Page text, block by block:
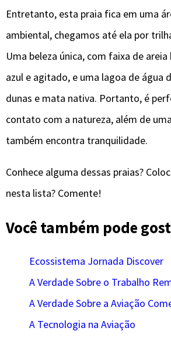
Entretanto, esta praia fica em uma
ambiental, chegamos até ela por
Uma beleza única, com faixa de
azul e agitado, e uma lagoa de água
dunas e mata nativa. Portanto, é
contato com a natureza, além de
também encontra tranquilidade.
Conhece alguma dessas praias?
nesta lista? Comente!
Você também pode
Ecossistema Jornada Discover
A Verdade Sobre o Trabalho
A Verdade Sobre a Aviação
A Tecnologia na Aviação